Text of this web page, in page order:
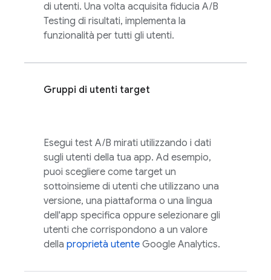
di utenti. Una volta acquisita fiducia A/B
Testing di risultati, implementa la
funzionalità per tutti gli utenti.
Gruppi di utenti target
Esegui test A/B mirati utilizzando i dati
sugli utenti della tua app. Ad esempio,
puoi scegliere come target un
sottoinsieme di utenti che utilizzano una
versione, una piattaforma o una lingua
dell'app specifica oppure selezionare gli
utenti che corrispondono a un valore
della proprietà utente Google Analytics.